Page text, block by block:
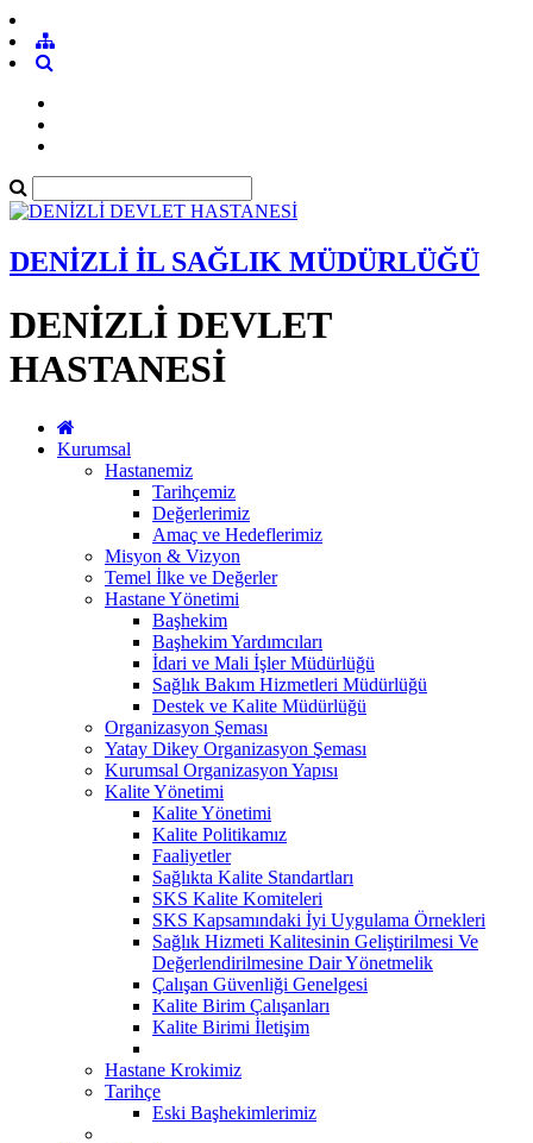
DENİZLİ İL SAĞLIK MÜDÜRLÜĞÜ
DENİZLİ DEVLET
HASTANESİ
Kurumsal
Hastanemiz
Tarihçemiz
Değerlerimiz
Amaç ve Hedeflerimiz
Misyon & Vizyon
Temel İlke ve Değerler
Hastane Yönetimi
Başhekim
Başhekim Yardımcıları
İdari ve Mali İşler Müdürlüğü
Sağlık Bakım Hizmetleri Müdürlüğü
Destek ve Kalite Müdürlüğü
Organizasyon Şeması
Yatay Dikey Organizasyon Şeması
Kurumsal Organizasyon Yapısı
Kalite Yönetimi
Kalite Yönetimi
Kalite Politikamız
Faaliyetler
Sağlıkta Kalite Standartları
SKS Kalite Komiteleri
SKS Kapsamındaki İyi Uygulama Örnekleri
Sağlık Hizmeti Kalitesinin Geliştirilmesi Ve
Değerlendirilmesine Dair Yönetmelik
Çalışan Güvenliği Genelgesi
Kalite Birim Çalışanları
Kalite Birimi İletişim
Hastane Krokimiz
Tarihçe
Eski Başhekimlerimiz